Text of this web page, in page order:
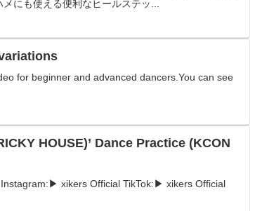
にも使える便利なヒールステッ...
for beginner and advanced dancers.You can see
HOUSE)’ Dance Practice (KCON
xikers Official TikTok:▶ xikers Official